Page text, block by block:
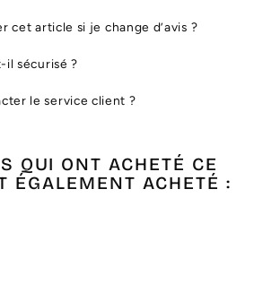
cet article si je change d’avis ?
il sécurisé ?
le service client ?
QUI ONT ACHETÉ CE
ÉGALEMENT ACHETÉ :